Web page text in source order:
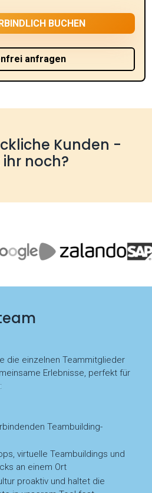
Kunden -
noch?
die einzelnen Teammitglieder
Erlebnisse, perfekt für
Teambuilding-
virtuelle Teambuildings und
an einem Ort
proaktiv und haltet die